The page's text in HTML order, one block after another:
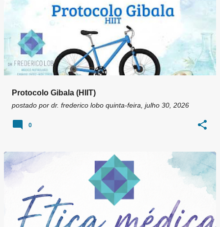
Protocolo Gibala (HIIT)
postado por dr. frederico lobo quinta-feira, julho 30, 2026
0